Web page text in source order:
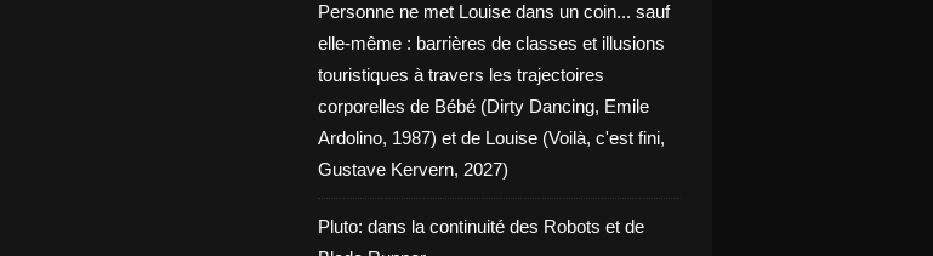
Personne ne met Louise dans un coin... sauf
elle-même : barrières de classes et illusions
touristiques à travers les trajectoires
corporelles de Bébé (Dirty Dancing, Emile
Ardolino, 1987) et de Louise (Voilà, c'est fini,
Gustave Kervern, 2027)
Pluto: dans la continuité des Robots et de